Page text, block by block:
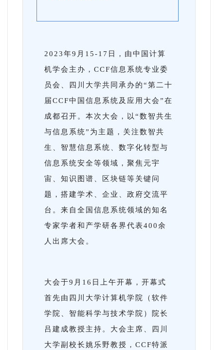
2023年9月15-17日，由中国计算
机学会主办，CCF信息系统专业委
员会、四川大学共同承办的“第二十
届CCF中国信息系统及应用大会”在
成都召开。本次大会，以“数智共生
与信息系统”为主题，关注数智共
生、智慧信息系统、数字化转型与
信息系统安全等领域，聚焦元宇
宙、知识图谱、区块链等关键问
题，搭建学术、企业、政府交流平
台。来自全国信息系统领域的知名
专家学者和产学研各界代表400余
人出席大会。
大会于9月16日上午开幕，开幕式
首先由四川大学计算机学院（软件
学院、智能科学与技术学院）院长
吕建成教授主持。大会主席、四川
大学副校长姚乐野教授，CCF特派